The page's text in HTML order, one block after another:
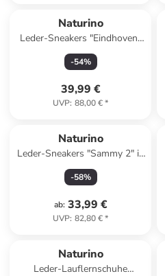
Naturino
Leder-Sneakers "Eindhoven"
in Dunkelblau
-54%
39,99 €
UVP: 88,00 €*
Naturino
Leder-Sneakers "Sammy 2" in
Dunkelblau
-58%
ab: 33,99 €
UVP: 82,80 €*
Naturino
Leder-Lauflernschuhe